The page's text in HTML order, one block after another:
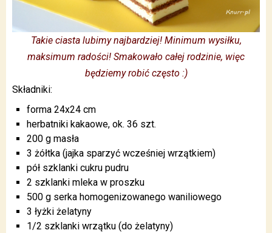
Takie ciasta lubimy najbardziej! Minimum wysiłku,
maksimum radości! Smakowało całej rodzinie, więc
będziemy robić często :)
Składniki:
forma 24x24 cm
herbatniki kakaowe, ok. 36 szt.
200 g masła
3 żółtka (jajka sparzyć wcześniej wrzątkiem)
pół szklanki cukru pudru
2 szklanki mleka w proszku
500 g serka homogenizowanego waniliowego
3 łyżki żelatyny
1/2 szklanki wrzątku (do żelatyny)